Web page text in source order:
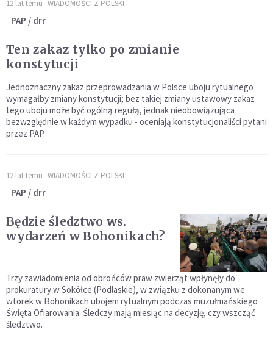
12 lat temu WIADOMOŚCI Z POLSKI
PAP / drr
Ten zakaz tylko po zmianie
konstytucji
Jednoznaczny zakaz przeprowadzania w Polsce uboju rytualnego
wymagałby zmiany konstytucji; bez takiej zmiany ustawowy zakaz
tego uboju może być ogólną regułą, jednak nieobowiązująca
bezwzględnie w każdym wypadku - oceniają konstytucjonaliści pytani
przez PAP.
12 lat temu WIADOMOŚCI Z POLSKI
PAP / drr
Będzie śledztwo ws.
wydarzeń w Bohonikach?
Trzy zawiadomienia od obrońców praw zwierząt wpłynęły do
prokuratury w Sokółce (Podlaskie), w związku z dokonanym we
wtorek w Bohonikach ubojem rytualnym podczas muzułmańskiego
Święta Ofiarowania. Śledczy mają miesiąc na decyzję, czy wszcząć
śledztwo.